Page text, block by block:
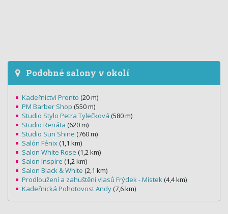
Podobné salony v okolí
Kadeřnictví Pronto (20 m)
PM Barber Shop (550 m)
Studio Stylo Petra Tylečková (580 m)
Studio Renáta (620 m)
Studio Sun Shine (760 m)
Salón Fénix (1,1 km)
Salon White Rose (1,2 km)
Salon Inspire (1,2 km)
Salon Black & White (2,1 km)
Prodloužení a zahuštění vlasů Frýdek - Místek (4,4 km)
Kadeřnická Pohotovost Andy (7,6 km)